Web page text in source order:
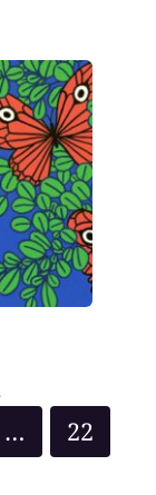
… 22